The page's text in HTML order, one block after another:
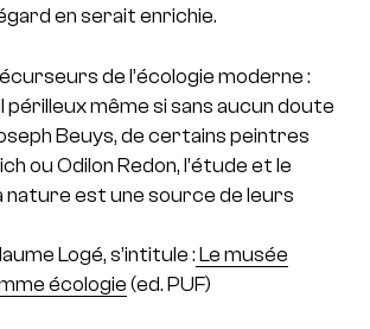
en serait enrichie.
de l’écologie moderne :
périlleux même si sans aucun doute
Beuys, de certains peintres
ou Odilon Redon, l’étude et le
nature est une source de leurs
Logé, s’intitule : Le musée
écologie (ed. PUF)